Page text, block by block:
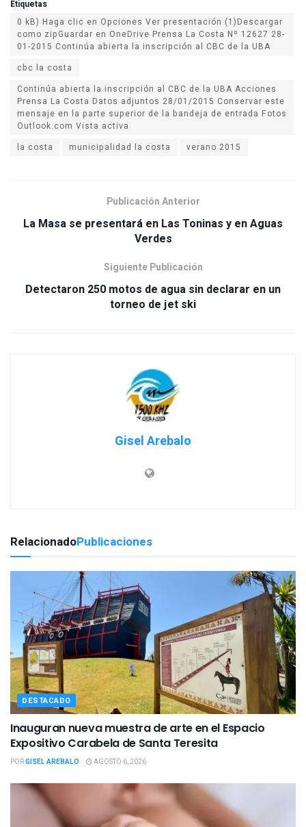
Etiquetas
0 kB) Haga clic en Opciones Ver presentación (1)Descargar
como zipGuardar en OneDrive Prensa La Costa Nº 12627 28-
01-2015 Continúa abierta la inscripción al CBC de la UBA
cbc la costa
Continúa abierta la inscripción al CBC de la UBA Acciones
Prensa La Costa Datos adjuntos 28/01/2015 Conservar este
mensaje en la parte superior de la bandeja de entrada Fotos
Outlook.com Vista activa
la costa
municipalidad la costa verano 2015
Publicación Anterior
La Masa se presentará en Las Toninas y en Aguas
Verdes
Siguiente Publicación
Detectaron 250 motos de agua sin declarar en un
torneo de jet ski
Gisel Arebalo
RelacionadoPublicaciones
DESTACADO
Inauguran nueva muestra de arte en el Espacio
Expositivo Carabela de Santa Teresita
PORGISEL AREBALO AGOSTO 6, 2026